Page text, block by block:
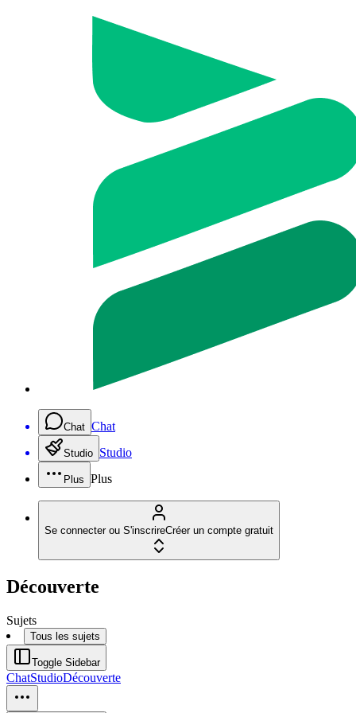
Chat Chat
Studio Studio
Plus Plus
Se connecter ou S'inscrireCréer un compte gratuit
Découverte
Sujets
Tous les sujets
Toggle Sidebar
ChatStudioDécouverte